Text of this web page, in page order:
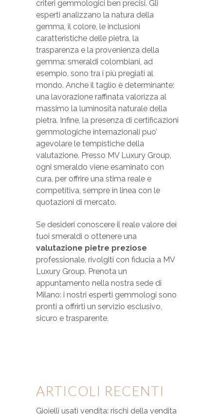
criteri gemmologici ben precisi. Gli
esperti analizzano la natura della
gemma, il colore, le inclusioni
caratteristiche delle pietra, la
trasparenza e la provenienza della
gemma: smeraldi colombiani, ad
esempio, sono tra i più pregiati al
mondo. Anche il taglio è determinante:
una lavorazione raffinata valorizza al
massimo la luminosità naturale della
pietra. Infine, la presenza di certificazioni
gemmologiche internazionali puo’
agevolare le tempistiche della
valutazione. Presso MV Luxury Group,
ogni smeraldo viene esaminato con
cura, per offrire una stima reale e
competitiva, sempre in linea con le
quotazioni di mercato.
Se desideri conoscere il reale valore dei
tuoi smeraldi o ottenere una
valutazione pietre preziose
professionale, rivolgiti con fiducia a MV
Luxury Group. Prenota un
appuntamento nella nostra sede di
Milano: i nostri esperti gemmologi sono
pronti a offrirti un servizio esclusivo,
sicuro e trasparente.
ARTICOLI RECENTI
Gioielli usati vendita: rischi della vendita